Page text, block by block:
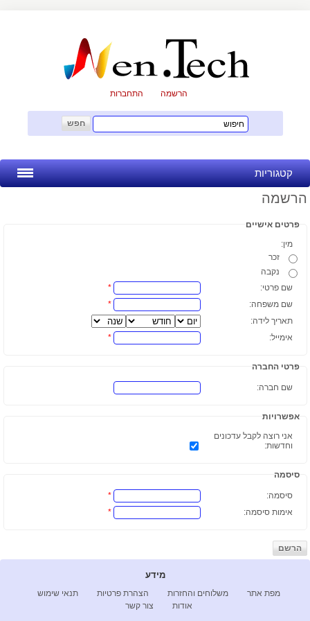
הרשמה התחברות
קטגוריות
בניית אתרים
קידום אתרים
שרתים&VPS
הצוות שלנו
אזור לקוחות
הרשמה
פרטים אישיים
מין:
זכר
נקבה
שם פרטי:
*
שם משפחה:
*
תאריך לידה:
אימייל:
*
פרטי החברה
שם חברה:
אפשרויות
אני רוצה לקבל עדכונים
וחדשות:
סיסמה
סיסמה:
*
אימות סיסמה:
*
מידע
מפת אתר משלוחים והחזרות הצהרת פרטיות
תנאי שימוש
אודות
צור קשר